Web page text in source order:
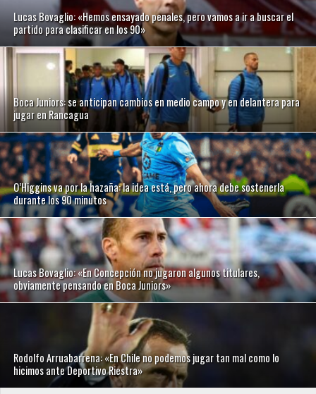
Lucas Bovaglio: «Hemos ensayado penales, pero vamos a ir a buscar el
partido para clasificar en los 90»
Boca Juniors: se anticipan cambios en medio campo y en delantera para
jugar en Rancagua
O’Higgins va por la hazaña: la idea está, pero ahora debe sostenerla
durante los 90 minutos
Lucas Bovaglio: «En Concepción no jugaron algunos titulares,
obviamente pensando en Boca Juniors»
Rodolfo Arruabarrena: «En Chile no podemos jugar tan mal como lo
hicimos ante Deportivo Riestra»